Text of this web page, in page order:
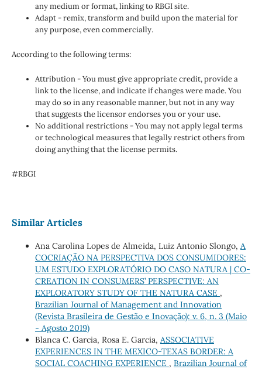
any medium or format, linking to RBGI site.
Adapt - remix, transform and build upon the material for
any purpose, even commercially.
According to the following terms:
Attribution - You must give appropriate credit, provide a
link to the license, and indicate if changes were made. You
may do so in any reasonable manner, but not in any way
that suggests the licensor endorses you or your use.
No additional restrictions - You may not apply legal terms
or technological measures that legally restrict others from
doing anything that the license permits.
#RBGI
Similar Articles
Ana Carolina Lopes de Almeida, Luiz Antonio Slongo, A
COCRIAÇÃO NA PERSPECTIVA DOS CONSUMIDORES:
UM ESTUDO EXPLORATÓRIO DO CASO NATURA | CO-
CREATION IN CONSUMERS’ PERSPECTIVE: AN
EXPLORATORY STUDY OF THE NATURA CASE ,
Brazilian Journal of Management and Innovation
(Revista Brasileira de Gestão e Inovação): v. 6, n. 3 (Maio
- Agosto 2019)
Blanca C. Garcia, Rosa E. Garcia, ASSOCIATIVE
EXPERIENCES IN THE MEXICO-TEXAS BORDER: A
SOCIAL COACHING EXPERIENCE , Brazilian Journal of